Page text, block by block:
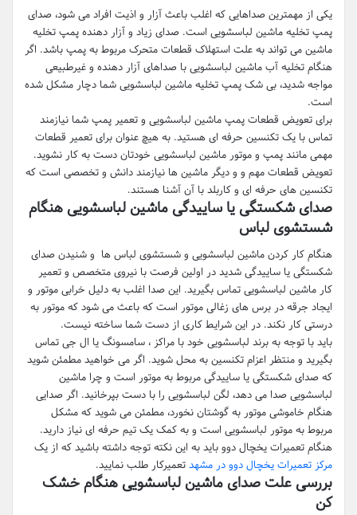
یکی از مهمترین صداهایی که اغلب باعث آزار و اذیت افراد می شود، صدای
پمپ تخلیه ماشین لباسشویی است. صدای زیاد و آزار دهنده پمپ تخلیه
ماشین می تواند به علت استهلاک قطعات متحرک مربوط به پمپ باشد. اگر
هنگام تخلیه آب ماشین لباسشویی با صداهای آزار دهنده و غیرطبیعی
مواجه شدید، بی شک پمپ تخلیه ماشین لباسشویی شما دچار مشکل شده
است.
برای تعویض قطعات پمپ ماشین لباسشویی و تعمیر پمپ شما نیازمند
تماس با یک تکنسین حرفه ای هستید. به هیچ عنوان برای تعمیر قطعات
مهمی مانند پمپ و موتور ماشین لباسشویی خودتان دست به کار نشوید.
تعویض قطعات مهم و و دیگر ماشین ها نیازمند دانش و تخصصی است که
تکنسین های حرفه ای و کاربلد با آن آشنا هستند.
صدای شکستگی یا ساییدگی ماشین لباسشویی هنگام
شستشوی لباس
هنگام کار کردن ماشین لباسشویی و شستشوی لباس ها و شنیدن صدای
شکستگی یا ساییدگی شدید در اولین فرصت با نیروی متخصص و تعمیر
کار ماشین لباسشویی تماس بگیرید. این صدا اغلب به دلیل خرابی موتور و
ایجاد جرقه در برس های زغالی موتور است که باعث می شود که موتور به
درستی کار نکند. در این شرایط کاری از دست شما ساخته نیست.
باید با توجه به برند لباسشویی خود با مراکز ، سامسونگ یا ال جی تماس
بگیرید و منتظر اعزام تکنسین به محل شوید. اگر می خواهید مطمئن شوید
که صدای شکستگی یا ساییدگی مربوط به موتور است و چرا ماشین
لباسشویی صدا می دهد، لگن لباسشویی را با دست بپرخانید. اگر صدایی
هنگام خاموشی موتور به گوشتان نخورد، مطمئن می شوید که مشکل
مربوط به موتور لباسشویی است و به کمک یک تیم حرفه ای نیاز دارید.
هنگام تعمیرات یخچال دوو باید به این نکته توجه داشته باشید که از یک
مرکز تعمیرات یخچال دوو در مشهد تعمیرکار طلب نمایید.
بررسی علت صدای ماشین لباسشویی هنگام خشک
کن